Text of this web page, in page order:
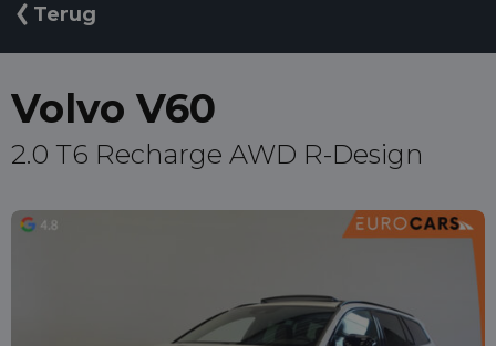
Terug
Volvo V60
2.0 T6 Recharge AWD R-Design